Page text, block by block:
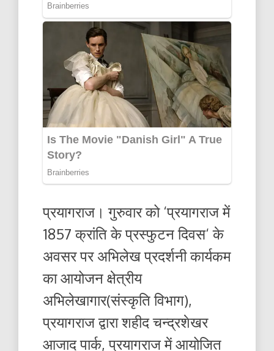
प्रयागराज। गुरुवार को ‘प्रयागराज में
1857 क्रांति के प्रस्फुटन दिवस‘ के
अवसर पर अभिलेख प्रदर्शनी कार्यकम
का आयोजन क्षेत्रीय
अभिलेखागार(संस्कृति विभाग),
प्रयागराज द्वारा शहीद चन्द्रशेखर
आजाद पार्क, प्रयागराज में आयोजित